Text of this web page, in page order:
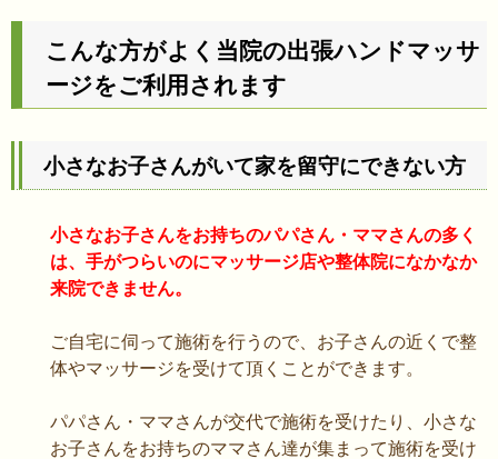
こんな方がよく当院の出張ハンドマッサ
ージをご利用されます
小さなお子さんがいて家を留守にできない方
小さなお子さんをお持ちのパパさん・ママさんの多く
は、手がつらいのにマッサージ店や整体院になかなか
来院できません。
ご自宅に伺って施術を行うので、お子さんの近くで整
体やマッサージを受けて頂くことができます。
パパさん・ママさんが交代で施術を受けたり、小さな
お子さんをお持ちのママさん達が集まって施術を受け